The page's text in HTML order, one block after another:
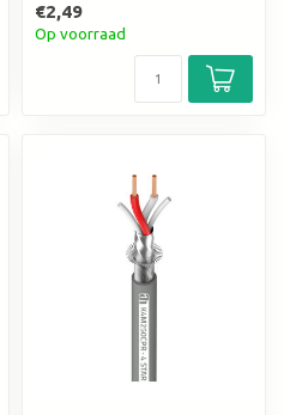
€2,49
Op voorraad